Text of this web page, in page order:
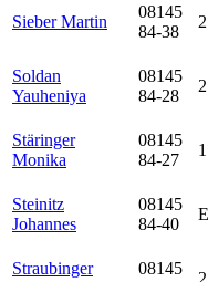
Sieber Martin
08145
84-38
Soldan
Yauheniya
08145
84-28
Stäringer
Monika
08145
84-27
Steinitz
Johannes
08145
84-40
Straubinger
08145